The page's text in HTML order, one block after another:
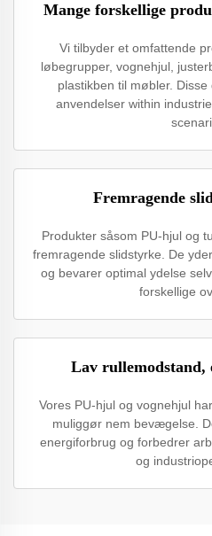
Mange forskellige
Vi tilbyder et omfattende
løbegrupper, vognehjul,
plastikben til møbler.
anvendelser within
Fremragende
Produkter såsom PU-hjul og
fremragende slidstyrke. De
og bevarer optimal ydelse
forskellige
Lav rullemodstand,
Vores PU-hjul og vognehjul
muliggør nem bevægelse.
energiforbrug og forbedrer
og